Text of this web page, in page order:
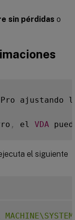
sin pérdidas o
ajustando
, el VDA
el siguiente